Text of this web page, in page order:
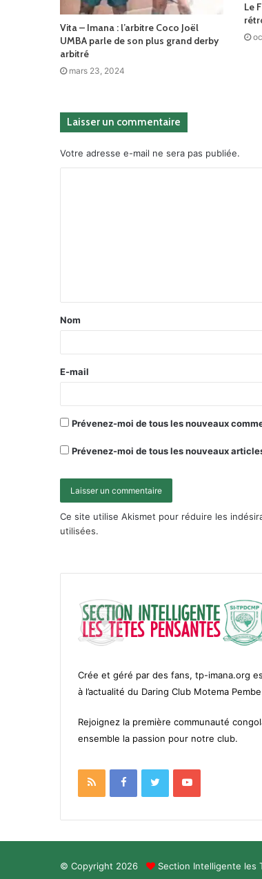
Vita – Imana : l’arbitre Coco Joël
UMBA parle de son plus grand derby
arbitré
mars 23, 2024
Le
Laisser un commentaire
Votre adresse e-mail ne sera pas publiée.
Nom
E-mail
Prévenez-moi de tous les nouveaux
Prévenez-moi de tous les nouveaux
Ce site utilise Akismet pour réduire les
utilisées.
Crée et géré par des fans, tp-imana.org
à l’actualité du Daring Club Motema
Rejoignez la première communauté
ensemble la passion pour notre club.
RSS FacebookTwitterYouTube
© Copyright 2026 Section Intelligente les